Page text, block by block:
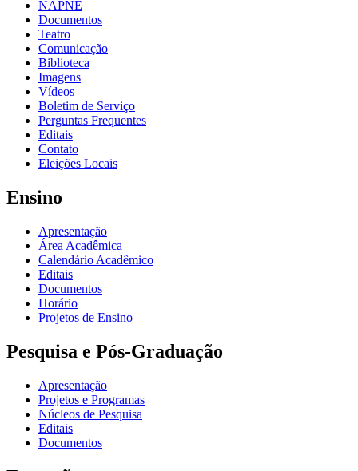
NAPNE
Documentos
Teatro
Comunicação
Biblioteca
Imagens
Vídeos
Boletim de Serviço
Perguntas Frequentes
Editais
Contato
Eleições Locais
Ensino
Apresentação
Área Acadêmica
Calendário Acadêmico
Editais
Documentos
Horário
Projetos de Ensino
Pesquisa e Pós-Graduação
Apresentação
Projetos e Programas
Núcleos de Pesquisa
Editais
Documentos